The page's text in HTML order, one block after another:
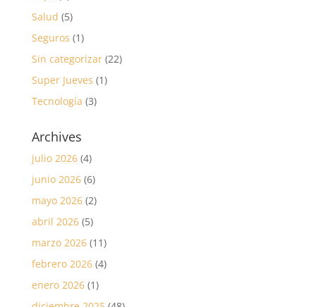
Salud (5)
Seguros (1)
Sin categorizar(22)
Super Jueves (1)
Tecnología (3)
Archives
julio 2026(4)
junio 2026(6)
mayo 2026(2)
abril 2026(5)
marzo 2026(11)
febrero 2026(4)
enero 2026(1)